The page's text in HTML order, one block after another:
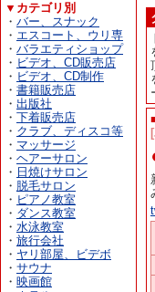
▼カテゴリ別
・ バー、スナック
・ エスコート、ウリ専
・ バラエティショップ
・ ビデオ、CD販売店
・ ビデオ、CD制作
・ 書籍販売店
・ 出版社
・ 下着販売店
・ クラブ、ディスコ等
・ マッサージ
・ ヘアーサロン
・ 日焼けサロン
・ 脱毛サロン
・ ピアノ教室
・ ダンス教室
・ 水泳教室
・ 旅行会社
・ ヤリ部屋、ビデボ
・ サウナ
・ 映画館